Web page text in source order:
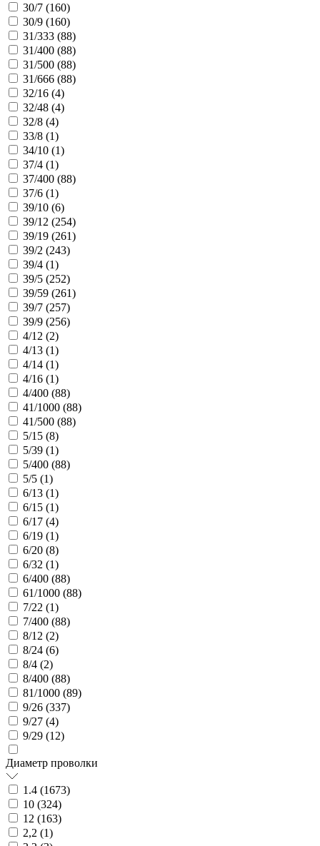
30/7 (160)
30/9 (160)
31/333 (88)
31/400 (88)
31/500 (88)
31/666 (88)
32/16 (4)
32/48 (4)
32/8 (4)
33/8 (1)
34/10 (1)
37/4 (1)
37/400 (88)
37/6 (1)
39/10 (6)
39/12 (254)
39/19 (261)
39/2 (243)
39/4 (1)
39/5 (252)
39/59 (261)
39/7 (257)
39/9 (256)
4/12 (2)
4/13 (1)
4/14 (1)
4/16 (1)
4/400 (88)
41/1000 (88)
41/500 (88)
5/15 (8)
5/39 (1)
5/400 (88)
5/5 (1)
6/13 (1)
6/15 (1)
6/17 (4)
6/19 (1)
6/20 (8)
6/32 (1)
6/400 (88)
61/1000 (88)
7/22 (1)
7/400 (88)
8/12 (2)
8/24 (6)
8/4 (2)
8/400 (88)
81/1000 (89)
9/26 (337)
9/27 (4)
9/29 (12)
Диаметр проволки
1.4 (1673)
10 (324)
12 (163)
2,2 (1)